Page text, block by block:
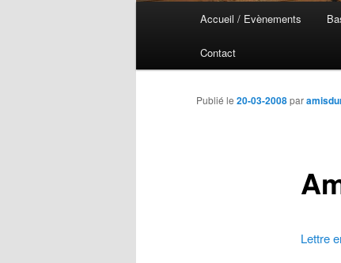
Aller
au
contenu
Aller
au
contenu
Accueil / Evènements
Contact
Publié le 20-03-2008par
Lettre